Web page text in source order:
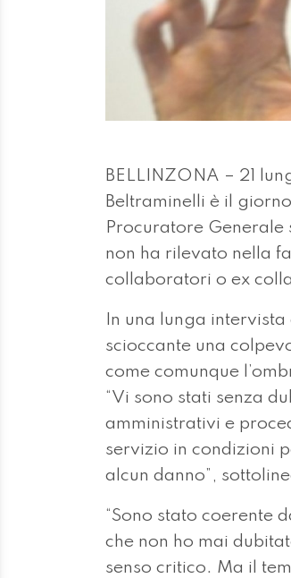
BELLINZONA – 21
Beltraminelli è il
Procuratore Generale
non ha rilevato nella
collaboratori o ex
In una lunga
scioccante una
come comunque
“Vi sono stati senza
amministrativi e
servizio in condizioni
alcun danno”,
“Sono stato coerente
che non ho mai
senso critico. Ma il